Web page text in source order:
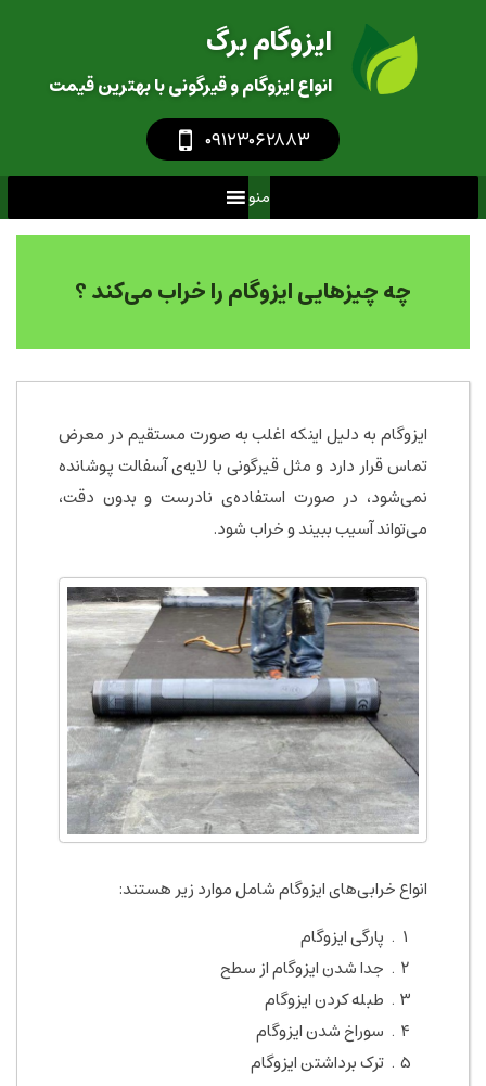
ایزوگام برگ
انواع ایزوگام و قیرگونی با بهترین قیمت
‎
۰۹۱۲۳۰۶۲۸۸۳
منو
چه چیزهایی ایزوگام را خراب می‌کند ؟
ایزوگام به دلیل اینکه اغلب به صورت مستقیم در معرض
تماس قرار دارد و مثل قیرگونی با لایه‌ی آسفالت پوشانده
نمی‌شود، در صورت استفاده‌ی نادرست و بدون دقت،
می‌تواند آسیب ببیند و خراب شود.
انواع خرابی‌های ایزوگام شامل موارد زیر هستند:
پارگی ایزوگام
جدا شدن ایزوگام از سطح
طبله کردن ایزوگام
سوراخ شدن ایزوگام
ترک برداشتن ایزوگام